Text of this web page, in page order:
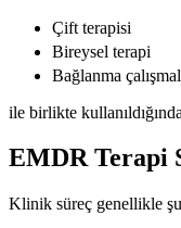
Çift terapisi
Bireysel terapi
Bağlanma
ile birlikte
EMDR Terapi
Klinik süreç genellikle